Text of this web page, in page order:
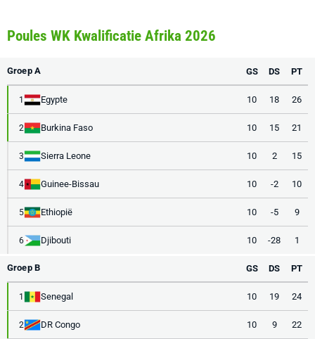
Poules WK Kwalificatie Afrika 2026
Groep A GS DS PT
1 Egypte 10 18 26
2 Burkina Faso 10 15 21
3 Sierra Leone 10 2 15
4 Guinee-Bissau 10 -2 10
5 Ethiopië 10 -5 9
6 Djibouti 10 -28 1
Groep B GS DS PT
1 Senegal 10 19 24
2 DR Congo 10 9 22